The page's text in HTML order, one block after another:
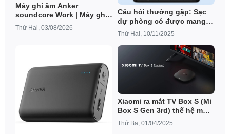
Máy ghi âm Anker
soundcore Work | Máy ghi
âm AI có thể đeo được cỡ
đồng xu
Thứ Hai, 03/08/2026
Câu hỏi thường gặp: Sạc
dự phòng có được mang
lên máy bay không?
Thứ Hai, 10/11/2025
Xiaomi ra mắt TV Box S (Mi
Box S Gen 3rd) thế hệ mới:
Cấu hình mạnh mẽ hơn,
chạy Google TV
Thứ Ba, 01/04/2025